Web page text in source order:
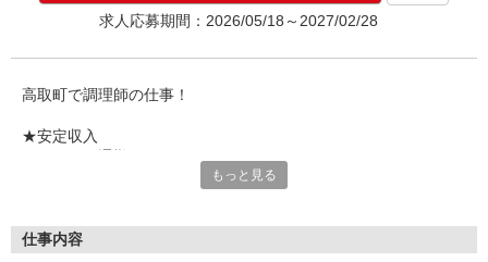
求人応募期間：2026/05/18～2027/02/28
高取町で調理師の仕事！
★安定収入
★ブランクのある方も安心♪お持ちの資格を活かしてみません
もっと見る
仕事内容